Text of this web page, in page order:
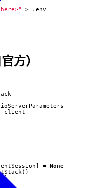
here>"
方）
] = None
()
()